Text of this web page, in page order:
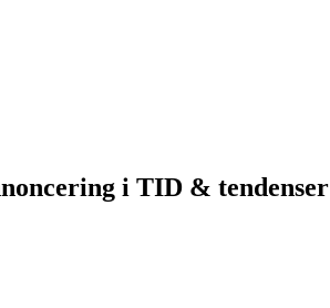
i TID & tendenser